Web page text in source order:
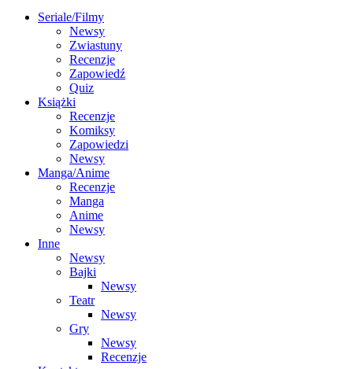
Seriale/Filmy
Newsy
Zwiastuny
Recenzje
Zapowiedź
Quiz
Książki
Recenzje
Komiksy
Zapowiedzi
Newsy
Manga/Anime
Recenzje
Manga
Anime
Newsy
Inne
Newsy
Bajki
Newsy
Teatr
Newsy
Gry
Newsy
Recenzje